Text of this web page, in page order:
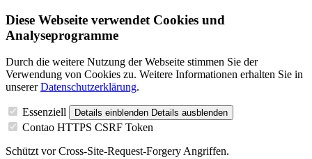
Diese Webseite verwendet Cookies und
Analyseprogramme
Durch die weitere Nutzung der Webseite stimmen Sie der
Verwendung von Cookies zu. Weitere Informationen erhalten Sie in
unsererDatenschutzerklärung.
Essenziell Details einblenden Details ausblenden
Contao HTTPS CSRF Token
Schützt vor Cross-Site-Request-Forgery Angriffen.